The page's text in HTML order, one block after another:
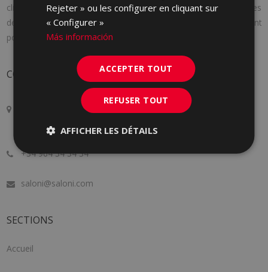
client en lui offrant une attention personnalisée, en suivant les
dernières tendances du marché et en innovant constamment
pour nous améliorer un peu plus chaque jour.
CONTACT
Crta. Alcora Km. 17, 12130
San Juan de Moró, Castellón, SPAIN
+34 964 34 34 34
saloni@saloni.com
SECTIONS
Accueil
Rejeter » ou les configurer en cliquant sur
« Configurer »
Más información
ACCEPTER TOUT
REFUSER TOUT
AFFICHER LES DÉTAILS